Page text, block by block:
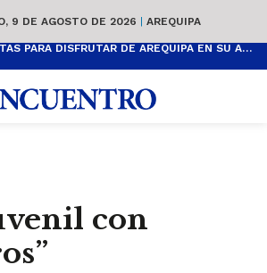
9 DE AGOSTO DE 2026 | AREQUIPA
ACTIVIDADES GRATUITAS PARA DISFRUTAR DE AREQUIPA EN SU ANIVERSARIO
con